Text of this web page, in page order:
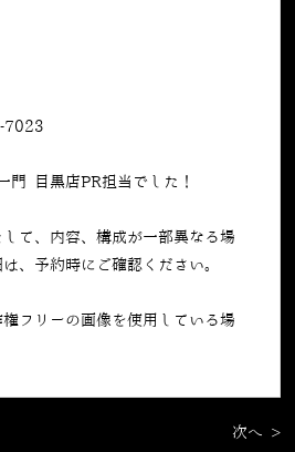
7023
門 目黒店PR担当でした！
て、内容、構成が一部異なる場
、予約時にご確認ください。
フリーの画像を使用している場
次へ >